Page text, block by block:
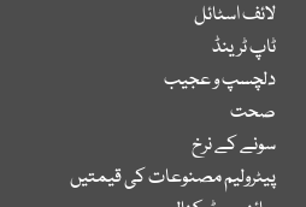
لائف اسٹائل
ٹاپ ٹرینڈ
دلچسپ و عجیب
صحت
سونے کے نرخ
پیٹرولیم مصنوعات کی قیمتیں